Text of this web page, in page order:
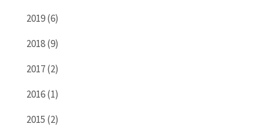
2019 (6)
2018 (9)
2017 (2)
2016 (1)
2015 (2)